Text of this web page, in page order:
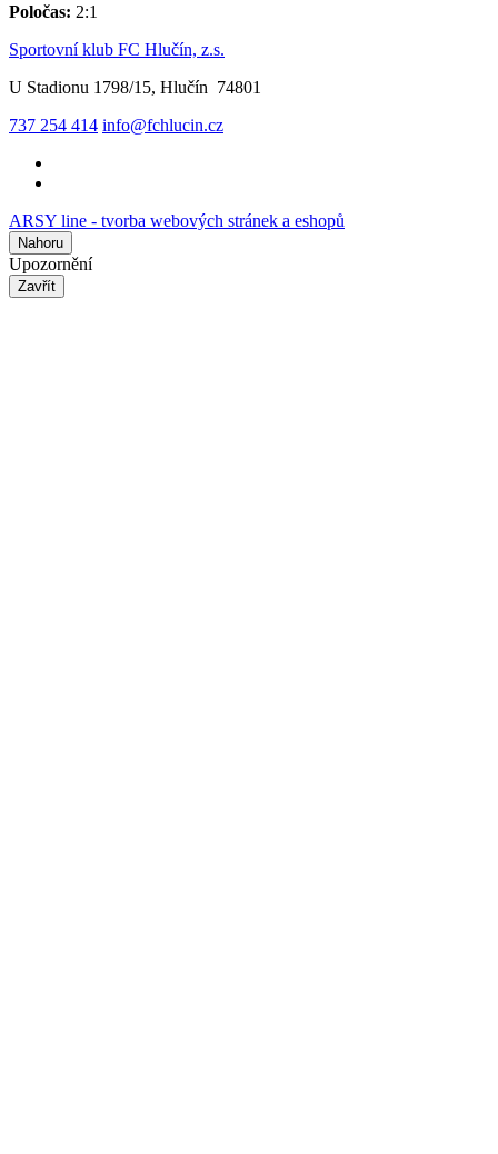
Poločas: 2:1
Sportovní klub FC Hlučín, z.s.
U Stadionu 1798/15, Hlučín 74801
737 254 414 info@fchlucin.cz
ARSY line - tvorba webových stránek a eshopů
Nahoru
Upozornění
Zavřít